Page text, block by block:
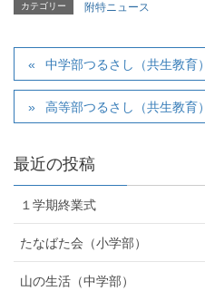
カテゴリー 附特ニュース
中学部つるさし（共生教育）
高等部つるさし（共生教育）
最近の投稿
１学期終業式
たなばた会（小学部）
山の生活（中学部）